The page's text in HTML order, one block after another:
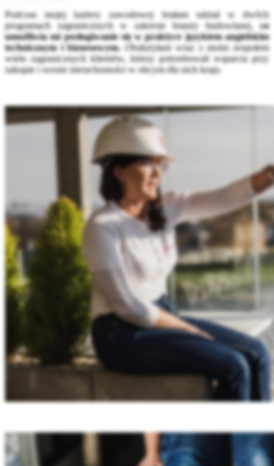
Podczas mojej kariery zawodowej brałam udział w dwóch
programach zagranicznych w zakresie branży budowlanej,co
umożliwia mi posługiwanie się w praktyce językiem angielskim
technicznym i biznesowym. Obsłużyłam wraz z moim zespołem
wielu zagranicznych klientów, którzy potrzebowali wsparcia przy
zakupie i ocenie nieruchomości w obcym dla nich kraju.